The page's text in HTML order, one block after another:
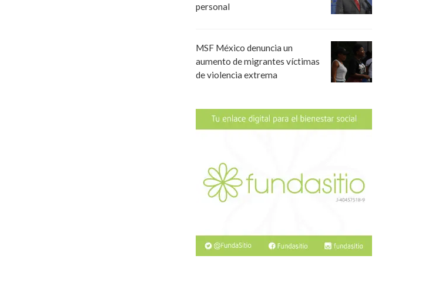
personal
MSF México denuncia un
aumento de migrantes víctimas
de violencia extrema